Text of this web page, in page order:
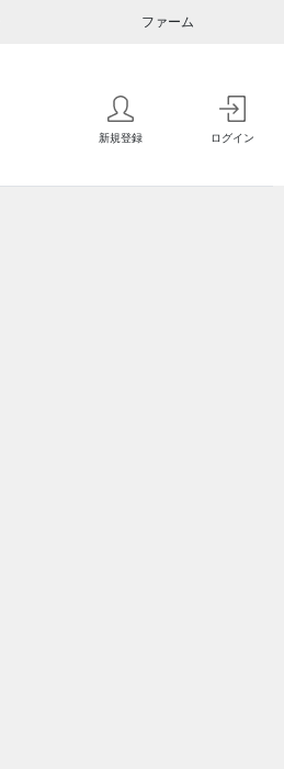
ファーム
新規登録 ログイン